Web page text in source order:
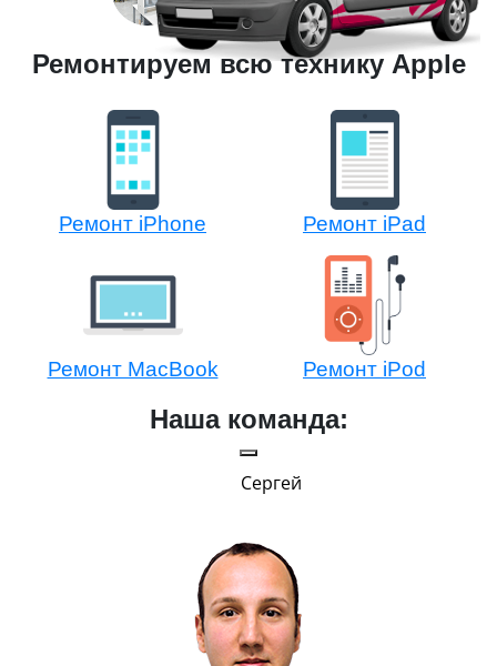
Ремонтируем всю технику Apple
Ремонт iPhone Ремонт iPad
Ремонт MacBook Ремонт iPod
Наша команда:
Сергей